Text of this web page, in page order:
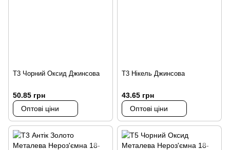
Т3 Чорний Оксид Джинсова
50.85 грн
Оптові ціни
Т3 Нікель Джинсова
43.65 грн
Оптові ціни